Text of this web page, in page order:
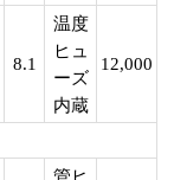
8.1
温度
ヒュ
ーズ
内蔵
12,000